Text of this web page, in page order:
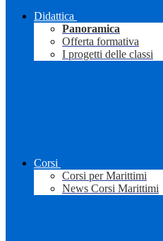
Didattica
Panoramica
Offerta formativa
I progetti delle classi
Corsi
Corsi per Marittimi
News Corsi Marittimi